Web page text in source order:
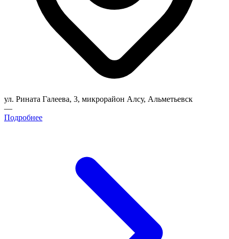
ул. Рината Галеева, 3, микрорайон Алсу, Альметьевск
—
Подробнее